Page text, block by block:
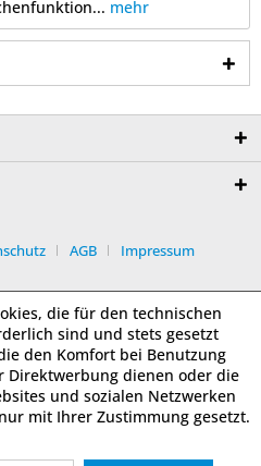
mehr
AGB Impressum
die für den technischen
sind und stets gesetzt
den Komfort bei Benutzung
Direktwerbung dienen oder die
und sozialen Netzwerken
mit Ihrer Zustimmung gesetzt.